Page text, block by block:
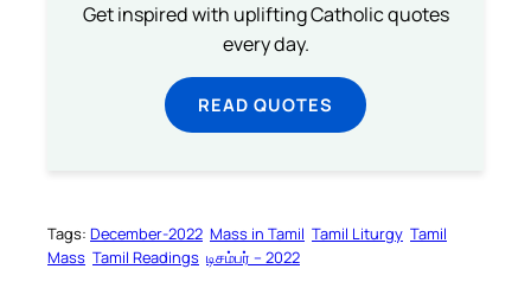
Get inspired with uplifting Catholic quotes
every day.
READ QUOTES
Tags: December-2022 Mass in Tamil Tamil Liturgy Tamil
Mass Tamil Readings டிசம்பர் – 2022